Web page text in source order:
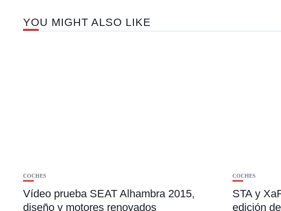
YOU MIGHT ALSO LIKE
COCHES
Vídeo prueba SEAT Alhambra 2015,
diseño y motores renovados
COCHES
STA y
edición